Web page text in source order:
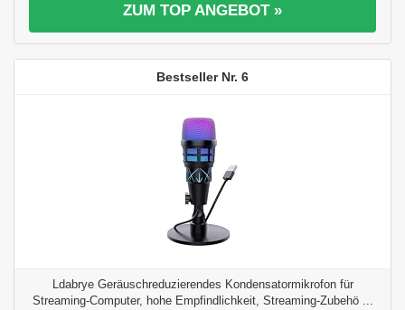
ZUM TOP ANGEBOT »
6
Ldabrye Geräuschreduzierendes Kondensatormikrofon für
Streaming-Computer, hohe Empfindlichkeit, Streaming-Zubehö ...